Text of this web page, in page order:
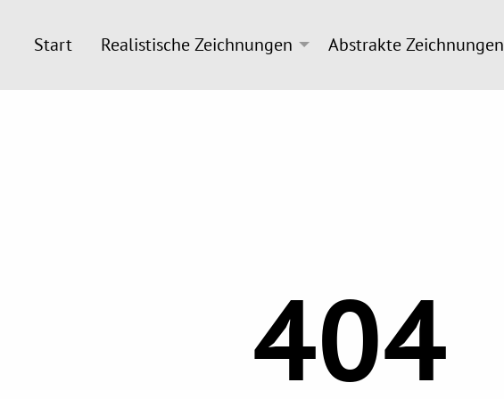
Start Realistische Zeichnungen Abstrakte Zeichnungen
404